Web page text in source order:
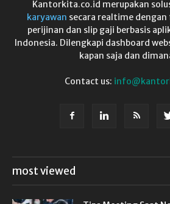
Kantorkita.co.id merupakan
karyawan secara realtime
perijinan dan slip gaji berbasis
Indonesia. Dilengkapi dashboard
kapan saja dan
Contact us:
most viewed